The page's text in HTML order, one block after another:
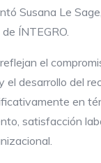
Susana Le
ÍNTEGRO.
el
el desarrollo del
en
satisfacción